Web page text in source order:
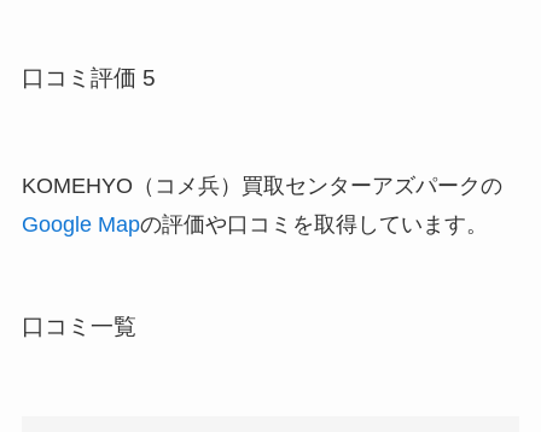
口コミ評価 5
KOMEHYO（コメ兵）買取センターアズパークの
Google Mapの評価や口コミを取得しています。
口コミ一覧